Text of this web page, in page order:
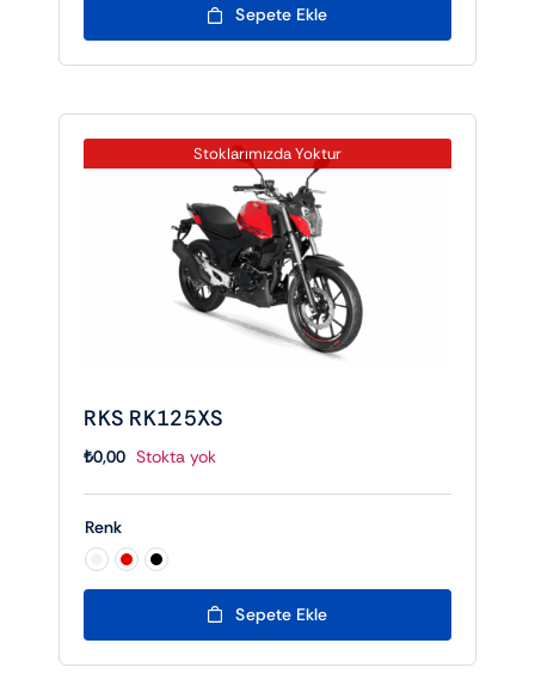
Sepete Ekle
Stoklarımızda Yoktur
RKS RK125XS
₺0,00 Stokta yok
Renk
Sepete Ekle